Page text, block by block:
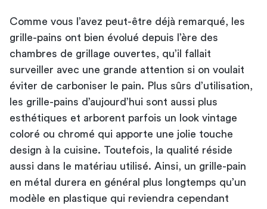
Comme vous l’avez peut-être déjà remarqué, les
grille-pains ont bien évolué depuis l’ère des
chambres de grillage ouvertes, qu’il fallait
surveiller avec une grande attention si on voulait
éviter de carboniser le pain. Plus sûrs d’utilisation,
les grille-pains d’aujourd’hui sont aussi plus
esthétiques et arborent parfois un look vintage
coloré ou chromé qui apporte une jolie touche
design à la cuisine. Toutefois, la qualité réside
aussi dans le matériau utilisé. Ainsi, un grille-pain
en métal durera en général plus longtemps qu’un
modèle en plastique qui reviendra cependant